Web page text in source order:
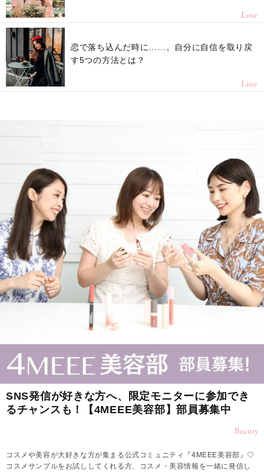
Love
恋で落ち込んだ時に……。自分に自信を取り戻
す5つの方法とは？
Love
SNS発信が好きな方へ、限定モニターに参加でき
るチャンスも！【4MEEE美容部】部員募集中
Beauty
コスメや美容が大好きな方が集まる公式コミュニティ『4MEEE美容部』♡
コスメサンプルをお試ししてくれる方、コスメ・美容情報を一緒に発信し